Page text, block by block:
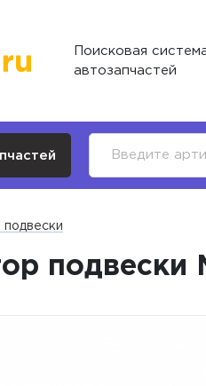
Поисковая
автозапчастей
подвески
подвески